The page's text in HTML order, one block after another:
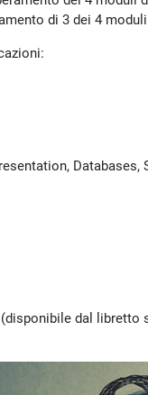
di 3 dei 4
Databases,
(disponibile dal libretto